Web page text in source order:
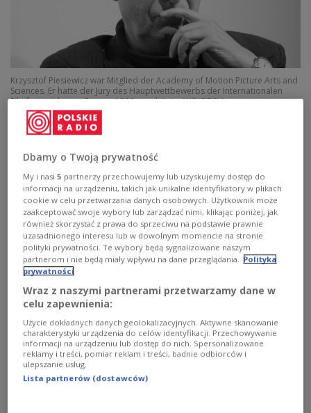
Krzysztof Piesiewicz war Mitglied der Academy of Motion Picture Arts and
Sciences. Er hatte der Jury des Hauptwettbewerbs der Internationalen
Filmfestspiele von Cannes 1996 angehört. WOJCIECH
STROZYK/REPORTER/EAST NEWS
Über den Tod von Piesiewicz hat am Donnerstag
Małgorzata Kidawa-Błońska
traurige Nachricht [...] Der Familie und den
Angehörigen spreche ich mein Mitgefühl aus“,
schrieb die Senatsmarschallin. Wie sie betonte,
hätten sich die Drehbücher von Piesiewicz
dauerhaft in die Geschichte des Kinos
eingeschrieben.
Bardzo smutna wiadomość. Nie żyje Krzysztof
Piesiewicz, Senator, prawnik i twórca
filmowy, współpracujący z Krzysztofem
Kieślowskim. Autor scenariuszy, które na
trwałe zapisały się w historii kina. Rodzinie i
Dbamy o Twoją prywatność
My i nasi5 partnerzy przechowujemy lub uzyskujemy dostęp do
informacji na urządzeniu, takich jak unikalne identyfikatory w plikach
cookie w celu przetwarzania danych osobowych. Użytkownik może
zaakceptować swoje wybory lub zarządzać nimi, klikając poniżej, jak
również skorzystać z prawa do sprzeciwu na podstawie prawnie
uzasadnionego interesu lub w dowolnym momencie na stronie
polityki prywatności. Te wybory będą sygnalizowane naszym
partnerom i nie będą miały wpływu na dane przeglądania. Polityka
prywatności
Wraz z naszymi partnerami przetwarzamy dane w
celu zapewnienia:
Użycie dokładnych danych geolokalizacyjnych. Aktywne skanowanie
charakterystyki urządzenia do celów identyfikacji. Przechowywanie
informacji na urządzeniu lub dostęp do nich. Spersonalizowane
reklamy i treści, pomiar reklam i treści, badnie odbiorców i
ulepszanie usług.
Lista partnerów (dostawców)